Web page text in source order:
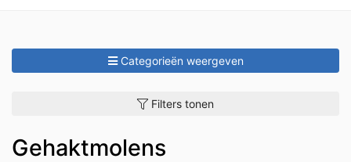
Categorieën weergeven
Filters tonen
Gehaktmolens